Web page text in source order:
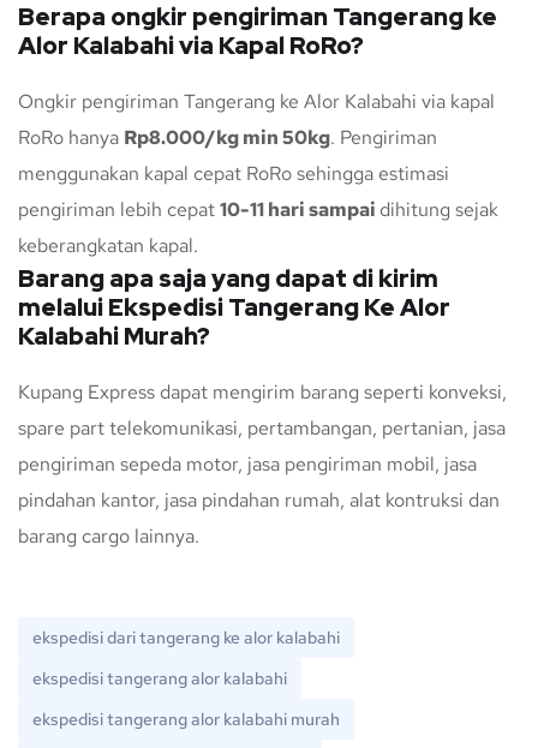
Berapa ongkir pengiriman Tangerang ke
Alor Kalabahi via Kapal RoRo?
Ongkir pengiriman Tangerang ke Alor Kalabahi via kapal
RoRo hanya Rp8.000/kg min 50kg. Pengiriman
menggunakan kapal cepat RoRo sehingga estimasi
pengiriman lebih cepat10-11 hari sampai dihitung sejak
keberangkatan kapal.
Barang apa saja yang dapat di kirim
melalui Ekspedisi Tangerang Ke Alor
Kalabahi Murah?
Kupang Express dapat mengirim barang seperti konveksi,
spare part telekomunikasi, pertambangan, pertanian, jasa
pengiriman sepeda motor, jasa pengiriman mobil, jasa
pindahan kantor, jasa pindahan rumah, alat kontruksi dan
barang cargo lainnya.
ekspedisi dari tangerang ke alor kalabahi
ekspedisi tangerang alor kalabahi
ekspedisi tangerang alor kalabahi murah